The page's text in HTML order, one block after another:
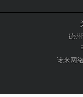
德
诺来网